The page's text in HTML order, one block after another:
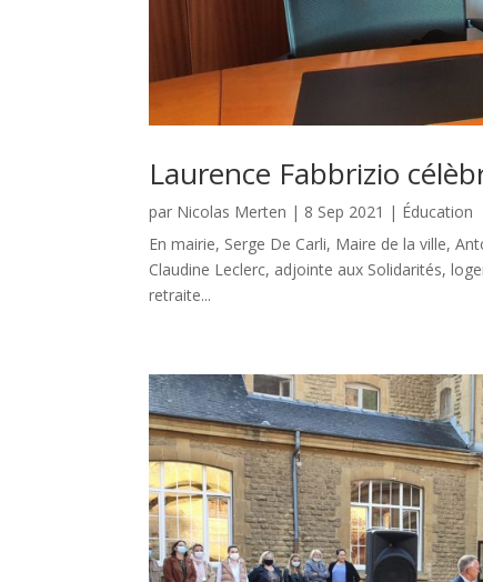
Laurence Fabbrizio
par Nicolas Merten | 8 Sep 2021 | Éducation
En mairie, Serge De Carli, Maire de la ville,
Claudine Leclerc, adjointe aux Solidarités,
retraite...